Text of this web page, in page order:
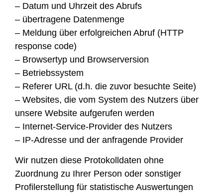
– Datum und Uhrzeit des Abrufs
– übertragene Datenmenge
– Meldung über erfolgreichen Abruf (HTTP
response code)
– Browsertyp und Browserversion
– Betriebssystem
– Referer URL (d.h. die zuvor besuchte Seite)
– Websites, die vom System des Nutzers über
unsere Website aufgerufen werden
– Internet-Service-Provider des Nutzers
– IP-Adresse und der anfragende Provider
Wir nutzen diese Protokolldaten ohne
Zuordnung zu Ihrer Person oder sonstiger
Profilerstellung für statistische Auswertungen